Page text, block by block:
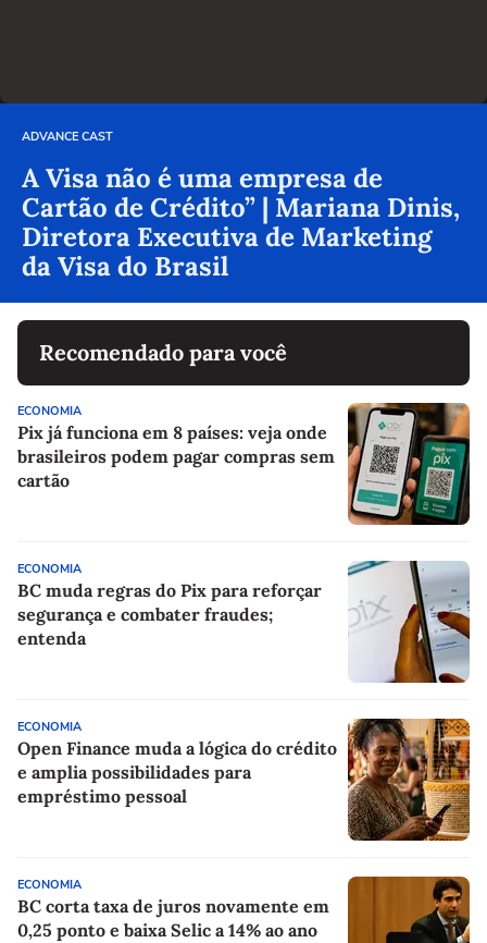
ADVANCE CAST
A Visa não é uma empresa de
Cartão de Crédito” | Mariana Dinis,
Diretora Executiva de Marketing
da Visa do Brasil
Recomendado para você
ECONOMIA
Pix já funciona em 8 países: veja onde
brasileiros podem pagar compras sem
cartão
ECONOMIA
BC muda regras do Pix para reforçar
segurança e combater fraudes;
entenda
ECONOMIA
Open Finance muda a lógica do crédito
e amplia possibilidades para
empréstimo pessoal
ECONOMIA
BC corta taxa de juros novamente em
0,25 ponto e baixa Selic a 14% ao ano